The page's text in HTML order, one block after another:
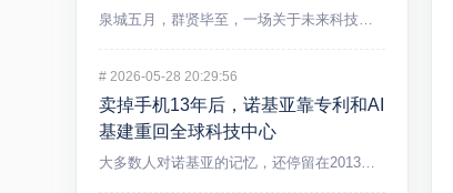
泉城五月，群贤毕至，一场关于未来科技的盛宴在济南精彩上演。5...
# 2026-05-28 20:29:56
卖掉手机13年后，诺基亚靠专利和AI
基建重回全球科技中心
大多数人对诺基亚的记忆，还停留在2013年出售手机业务后逐渐...